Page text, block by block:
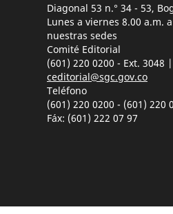
Diagonal 53 n.° 34 - 53,
Lunes a viernes 8.00 a.m.
nuestras sedes
Comité Editorial
(601) 220 0200 - Ext. 3048 |
ceditorial@sgc.gov.co
Teléfono
(601) 220 0200 - (601) 220
Fáx: (601) 222 07 97